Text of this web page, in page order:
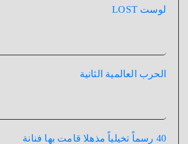
لوست LOST
الحرب العالمية الثانية
40 رسماً تخيلياً مذهلا قامت بها فنانة